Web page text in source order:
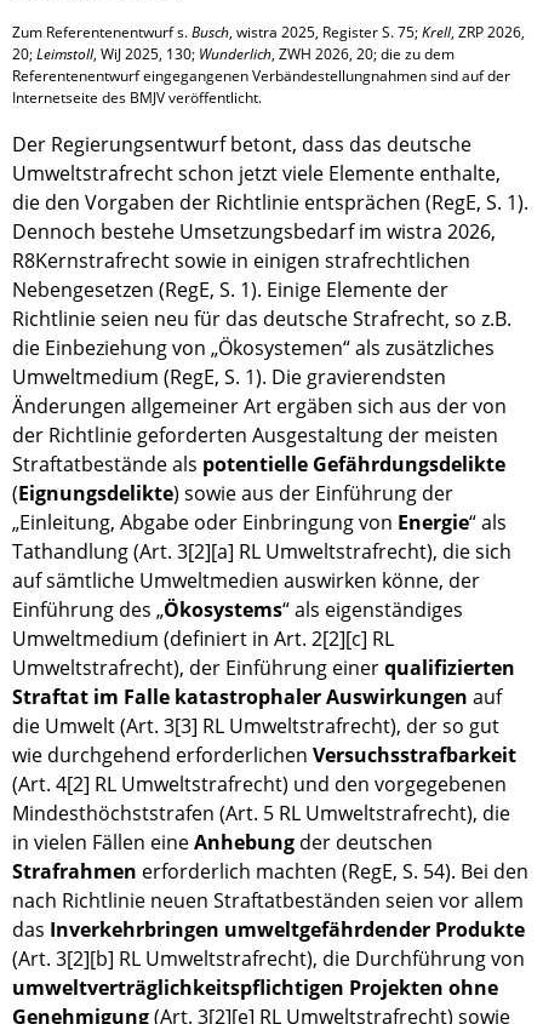
Zum Referentenentwurf s. Busch, wistra 2025, Register S. 75; Krell, ZRP 2026,
20; Leimstoll, WiJ 2025, 130; Wunderlich, ZWH 2026, 20; die zu dem
Referentenentwurf eingegangenen Verbändestellungnahmen sind auf der
Internetseite des BMJV veröffentlicht.
Der Regierungsentwurf betont, dass das deutsche
Umweltstrafrecht schon jetzt viele Elemente enthalte,
die den Vorgaben der Richtlinie entsprächen (RegE, S. 1).
Dennoch bestehe Umsetzungsbedarf im wistra 2026,
R8Kernstrafrecht sowie in einigen strafrechtlichen
Nebengesetzen (RegE, S. 1). Einige Elemente der
Richtlinie seien neu für das deutsche Strafrecht, so z.B.
die Einbeziehung von „Ökosystemen“ als zusätzliches
Umweltmedium (RegE, S. 1). Die gravierendsten
Änderungen allgemeiner Art ergäben sich aus der von
der Richtlinie geforderten Ausgestaltung der meisten
Straftatbestände als potentielle Gefährdungsdelikte
(Eignungsdelikte) sowie aus der Einführung der
„Einleitung, Abgabe oder Einbringung von Energie“ als
Tathandlung (Art. 3[2][a] RL Umweltstrafrecht), die sich
auf sämtliche Umweltmedien auswirken könne, der
Einführung des „Ökosystems“ als eigenständiges
Umweltmedium (definiert in Art. 2[2][c] RL
Umweltstrafrecht), der Einführung einerqualifizierten
Straftat im Falle katastrophaler Auswirkungen auf
die Umwelt (Art. 3[3] RL Umweltstrafrecht), der so gut
wie durchgehend erforderlichen Versuchsstrafbarkeit
(Art. 4[2] RL Umweltstrafrecht) und den vorgegebenen
Mindesthöchststrafen (Art. 5 RL Umweltstrafrecht), die
in vielen Fällen eineAnhebung der deutschen
Strafrahmen erforderlich machten (RegE, S. 54). Bei den
nach Richtlinie neuen Straftatbeständen seien vor allem
das Inverkehrbringen umweltgefährdender Produkte
(Art. 3[2][b] RL Umweltstrafrecht), die Durchführung von
umweltverträglichkeitspflichtigen Projekten ohne
Genehmigung(Art. 3[2][e] RL Umweltstrafrecht) sowie